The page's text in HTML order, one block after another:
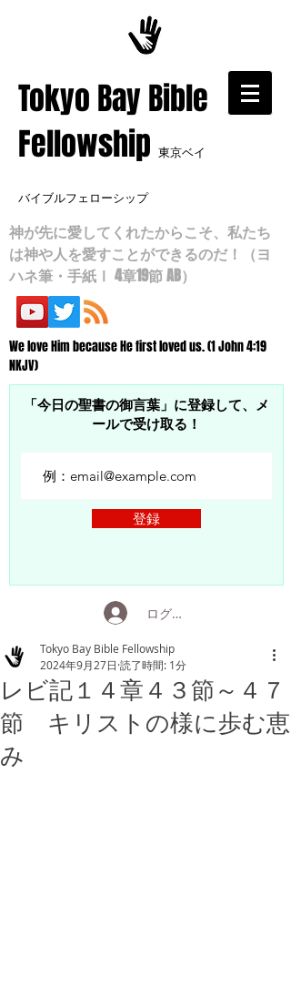
​Tokyo Bay Bible
Fellowship 東京ベイ
バイブルフェローシップ
神が先に愛してくれたからこそ、私たち
は神や人を愛すことができるのだ！（ヨ
ハネ筆・手紙Ⅰ 4章19節 AB）
We love Him because He first loved us. (1 John 4:19
NKJV)
「今日の聖書の御言葉」に登録して、メ
ールで受け取る！
登録
ログイン
レビ記１４章４３節～４７
節 キリストの様に歩む恵
み
Tokyo Bay Bible Fellowship
2024年9月27日 読了時間: 1分